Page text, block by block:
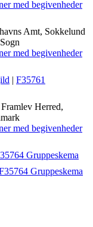
Amt, Sokkelund
| F35761
Herred,
Gruppeskema
Gruppeskema